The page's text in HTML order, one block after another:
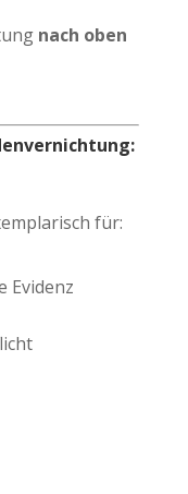
nach oben
für:
Evidenz